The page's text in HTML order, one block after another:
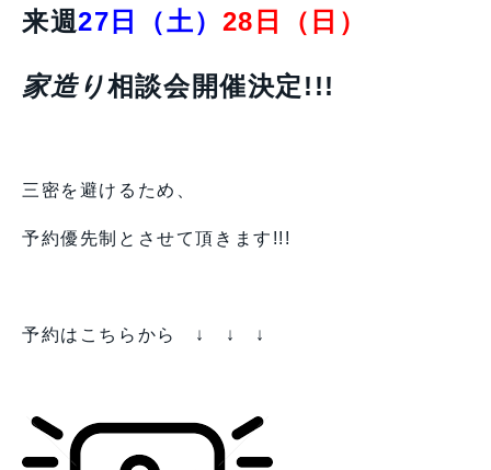
来週27日（土） 28日（日）
家造り相談会開催決定!!!
三密を避けるため、
予約優先制とさせて頂きます!!!
予約はこちらから ↓ ↓ ↓